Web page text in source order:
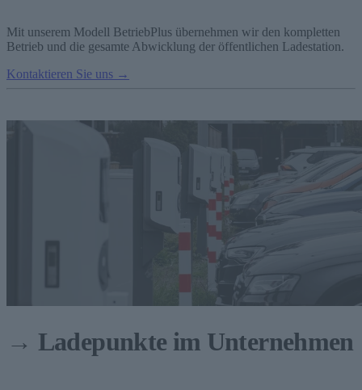
Mit unserem Modell BetriebPlus übernehmen wir den kompletten
Betrieb und die gesamte Abwicklung der öffentlichen Ladestation.
Kontaktieren Sie uns →
→ Ladepunkte im Unternehmen